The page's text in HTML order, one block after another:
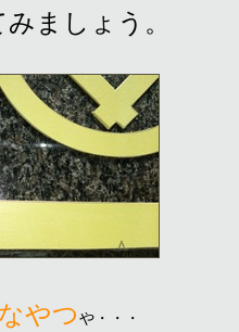
ましょう。
やつや・・・